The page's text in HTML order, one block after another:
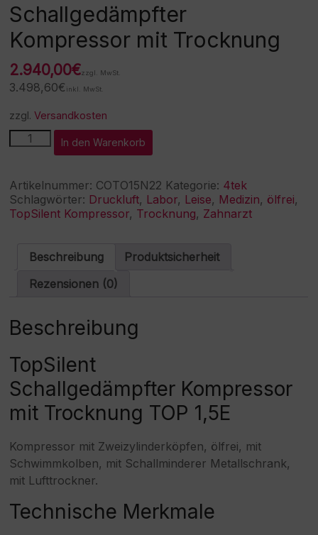
Schallgedämpfter
Kompressor mit Trocknung
2.940,00€zzgl. MwSt.
3.498,60€ inkl. MwSt.
zzgl.Versandkosten
Schallgedämpfter
Kompressor
Trocknung
Menge
In den Warenkorb
l
e
r
n
a
v
Artikelnummer: COTO15N22 Kategorie: 4tek
Schlagwörter: Druckluft, Labor, Leise, Medizin, ölfrei,
TopSilent Kompressor, Trocknung, Zahnarzt
Beschreibung
Produktsicherheit
Rezensionen (0)
Beschreibung
TopSilent
Schallgedämpfter Kompressor
mit Trocknung TOP 1,5E
Kompressor mit Zweizylinderköpfen, ölfrei, mit
Schwimmkolben, mit Schallminderer Metallschrank,
mit Lufttrockner.
Technische Merkmale